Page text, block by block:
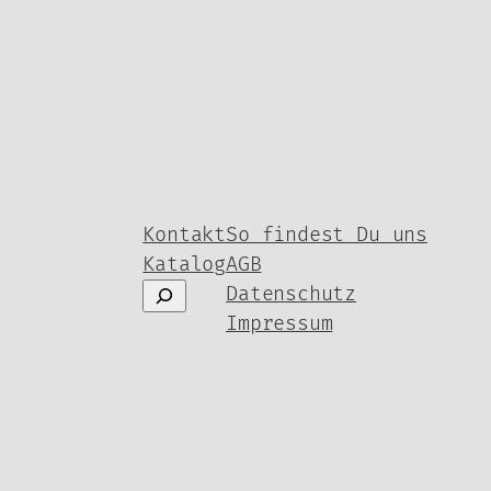
Kontakt
Katalog
Suchen
So findest Du uns
AGB
Datenschutz
Impressum